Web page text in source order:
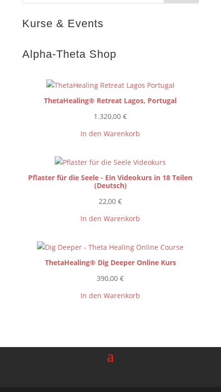
Kurse & Events
Alpha-Theta Shop
ThetaHealing® Retreat Lagos, Portugal
1.320,00€
In den Warenkorb
Pflaster für die Seele - Ein Videokurs in 18 Teilen
(Deutsch)
22,00€
In den Warenkorb
ThetaHealing® Dig Deeper Online Kurs
390,00€
In den Warenkorb